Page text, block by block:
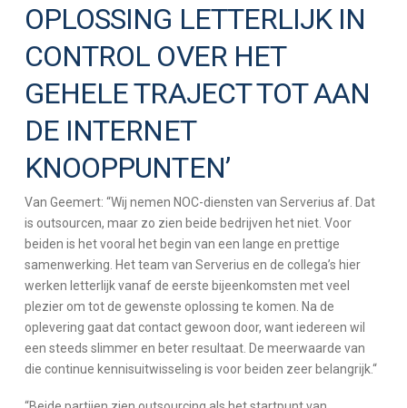
OPLOSSING LETTERLIJK IN
CONTROL OVER HET
GEHELE TRAJECT TOT AAN
DE INTERNET
KNOOPPUNTEN’
Van Geemert: “Wij nemen NOC-diensten van Serverius af. Dat
is outsourcen, maar zo zien beide bedrijven het niet. Voor
beiden is het vooral het begin van een lange en prettige
samenwerking. Het team van Serverius en de collega’s hier
werken letterlijk vanaf de eerste bijeenkomsten met veel
plezier om tot de gewenste oplossing te komen. Na de
oplevering gaat dat contact gewoon door, want iedereen wil
een steeds slimmer en beter resultaat. De meerwaarde van
die continue kennisuitwisseling is voor beiden zeer belangrijk.“